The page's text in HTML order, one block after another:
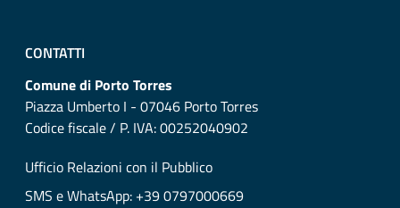
CONTATTI
Comune di Porto Torres
Piazza Umberto I - 07046 Porto Torres
Codice fiscale / P. IVA: 00252040902
Ufficio Relazioni con il Pubblico
SMS e WhatsApp: +39 0797000669